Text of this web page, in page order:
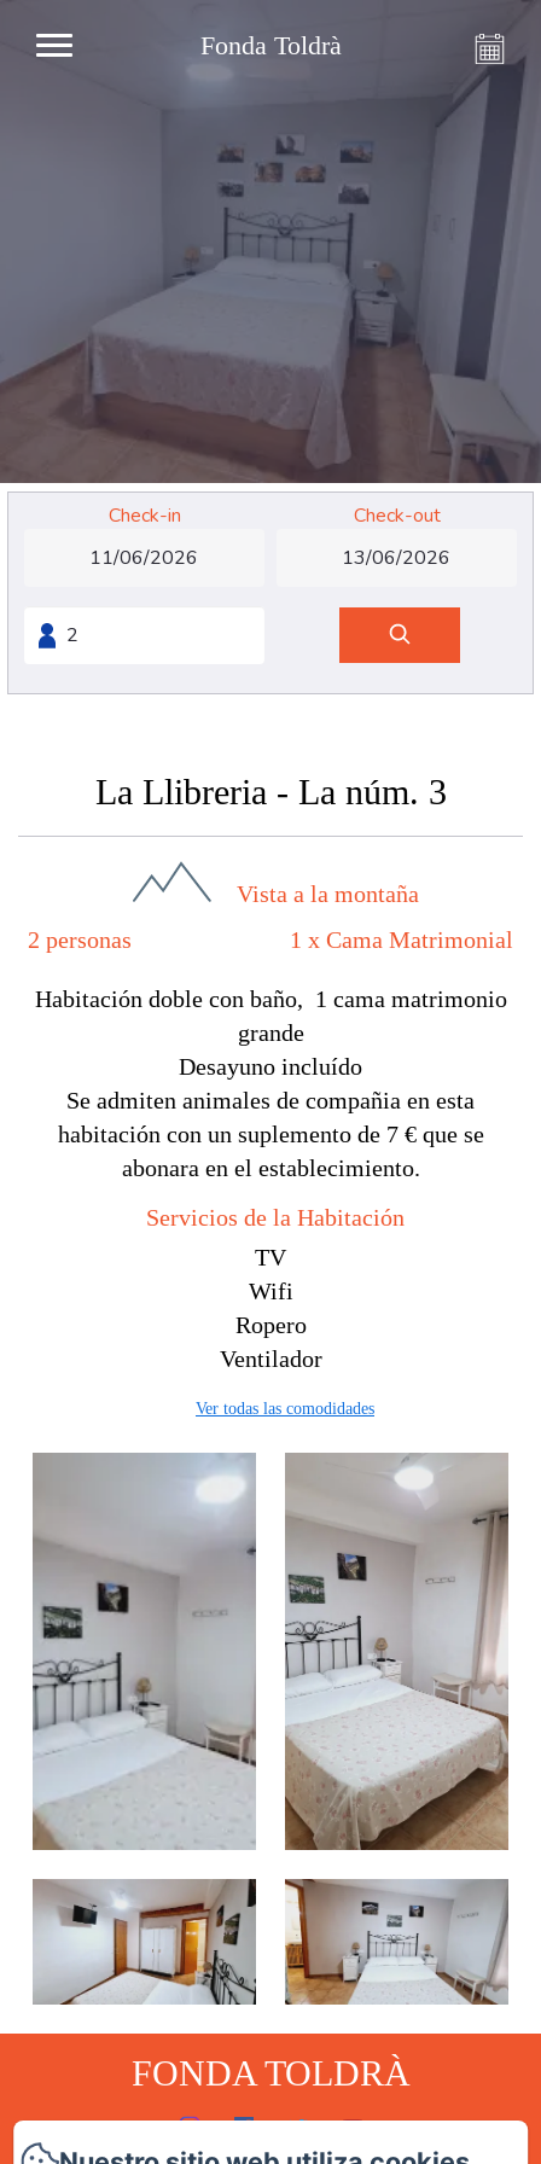
Fonda Toldrà
Check-in Check-out
La Llibreria - La núm. 3
Vista a la montaña
2 personas
1 x Cama Matrimonial
Habitación doble con baño, 1 cama matrimonio
grande
Desayuno incluído
Se admiten animales de compañia en esta
habitación con un suplemento de 7 € que se
abonara en el establecimiento.
Servicios de la Habitación
TV
Wifi
Ropero
Ventilador
Ver todas las comodidades
FONDA TOLDRÀ